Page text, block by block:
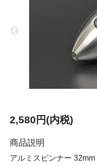
2,580円(内税)
商品説明
アルミスピンナー 32mm